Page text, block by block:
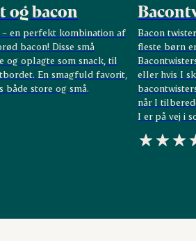
og bacon
en perfekt kombination af
bacon! Disse små
og oplagte som snack, til
En smagfuld favorit,
store og små.
Bacon
fleste børn
eller hvis I
når I
I er på vej i